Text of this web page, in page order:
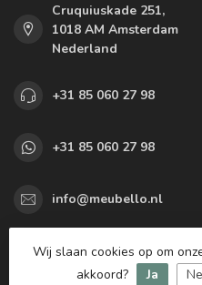
Cruquiuskade 251,
1018 AM Amsterdam
Nederland
+31 85 060 27 98
+31 85 060 27 98
info@meubello.nl
btw-nummer:
Wij slaan cookies op om
akkoord?
Ja